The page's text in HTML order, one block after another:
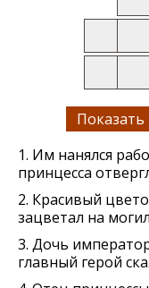
1. Им нанялся
принцесса
2. Красивый
зацветал на
3. Дочь
главный герой